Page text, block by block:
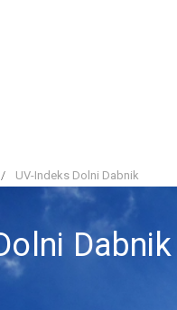
/ UV-Indeks Dolni Dabnik
Dabnik